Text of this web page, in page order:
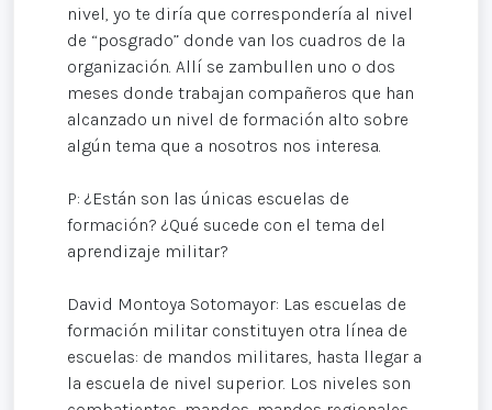
nivel, yo te diría que correspondería al nivel
de “posgrado” donde van los cuadros de la
organización. Allí se zambullen uno o dos
meses donde trabajan compañeros que han
alcanzado un nivel de formación alto sobre
algún tema que a nosotros nos interesa.
P: ¿Están son las únicas escuelas de
formación? ¿Qué sucede con el tema del
aprendizaje militar?
David Montoya Sotomayor: Las escuelas de
formación militar constituyen otra línea de
escuelas: de mandos militares, hasta llegar a
la escuela de nivel superior. Los niveles son